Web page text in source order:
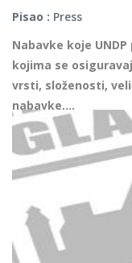
Pisao : Press
Nabavke koje
kojima se
vrsti, složenosti,
nabavke,...
Više...